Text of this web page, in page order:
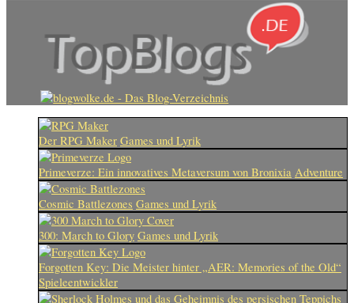
Der RPG Maker Games und Lyrik
Primeverze: Ein innovatives Metaversum von Bronixia Adventure
Cosmic Battlezones Games und Lyrik
300: March to Glory Games und Lyrik
Forgotten Key: Die Meister hinter „AER: Memories of the Old“
Spieleentwickler